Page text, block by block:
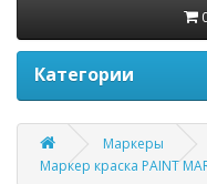
Категории
Маркеры
Маркер краска PAINT